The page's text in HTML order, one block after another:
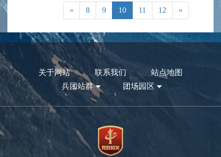
« 8 9 10 11 12 »
关于网站 联系我们
站点地图
兵团站群
团场园区